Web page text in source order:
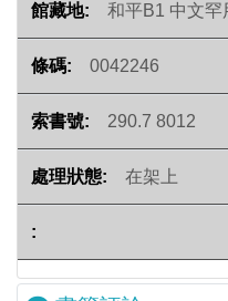
和平B1 中文罕
0042246
290.7 8012
在架上